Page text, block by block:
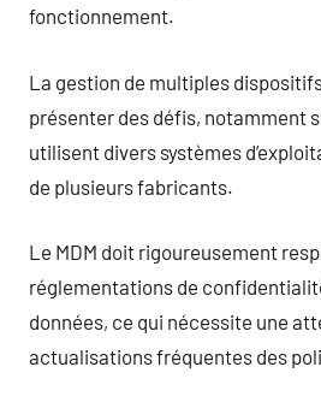
fonctionnement.
La gestion de multiples
présenter des défis, notamment
utilisent divers systèmes
de plusieurs fabricants.
Le MDM doit rigoureusement
réglementations de
données, ce qui nécessite une
actualisations fréquentes des